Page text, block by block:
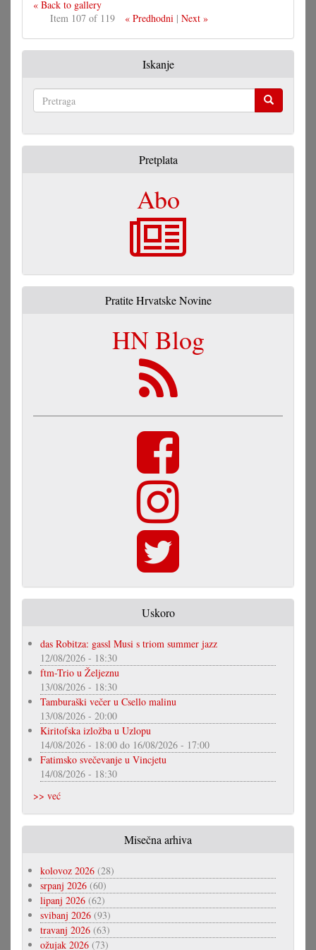
« Back to gallery
Item 107 of 119
« Predhodni| Next »
Iskanje
Pretplata
Abo
Pratite Hrvatske Novine
HN Blog
Uskoro
das Robitza: gassl Musi s triom summer jazz
12/08/2026 - 18:30
ftm-Trio u Željeznu
13/08/2026 - 18:30
Tamburaški večer u Csello malinu
13/08/2026 - 20:00
Kiritofska izložba u Uzlopu
14/08/2026 - 18:00 do 16/08/2026 - 17:00
Fatimsko svečevanje u Vincjetu
14/08/2026 - 18:30
>> već
Misečna arhiva
kolovoz 2026 (28)
srpanj 2026 (60)
lipanj 2026 (62)
svibanj 2026 (93)
travanj 2026 (63)
ožujak 2026 (73)